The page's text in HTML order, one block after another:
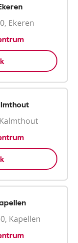
Ekeren
Kapellen